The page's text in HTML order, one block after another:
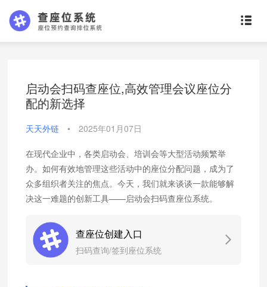
启动会扫码查座位,高效管理会议座位分
配的新选择
天天外链 • 2025年01月07日
在现代企业中，各类启动会、培训会等大型活动频繁举
办。如何有效地管理这些活动中的座位分配问题，成为了
众多组织者关注的焦点。今天，我们就来谈谈一款能够解
决这一难题的创新工具——启动会扫码查座位系统。
查座位创建入口
扫码查询/签到座位系统